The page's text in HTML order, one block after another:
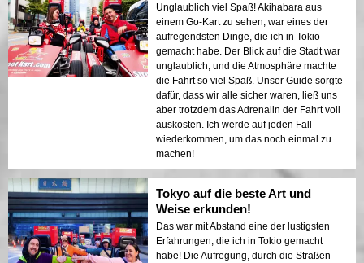
Unglaublich viel Spaß! Akihabara aus
einem Go-Kart zu sehen, war eines der
aufregendsten Dinge, die ich in Tokio
gemacht habe. Der Blick auf die Stadt war
unglaublich, und die Atmosphäre machte
die Fahrt so viel Spaß. Unser Guide sorgte
dafür, dass wir alle sicher waren, ließ uns
aber trotzdem das Adrenalin der Fahrt voll
auskosten. Ich werde auf jeden Fall
wiederkommen, um das noch einmal zu
machen!
Tokyo auf die beste Art und
Weise erkunden!
Das war mit Abstand eine der lustigsten
Erfahrungen, die ich in Tokio gemacht
habe! Die Aufregung, durch die Straßen